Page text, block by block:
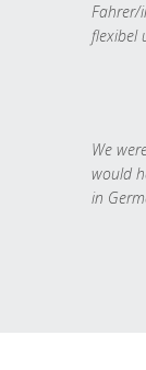
Fahrer/
flexibel
We
would
in